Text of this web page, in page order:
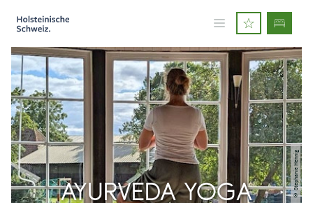
© Stephanie Hennig
AYURVEDA YOGA